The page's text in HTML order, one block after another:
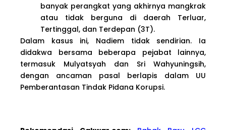
banyak perangkat yang akhirnya mangkrak
atau tidak berguna di daerah Terluar,
Tertinggal, dan Terdepan (3T).
Dalam kasus ini, Nadiem tidak sendirian. Ia
didakwa bersama beberapa pejabat lainnya,
termasuk Mulyatsyah dan Sri Wahyuningsih,
dengan ancaman pasal berlapis dalam UU
Pemberantasan Tindak Pidana Korupsi.